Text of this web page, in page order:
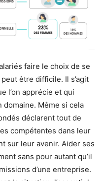
faire le choix de se
être difficile. Il s’agit
l’on apprécie et qui
domaine. Même si cela
déclarent tout de
compétentes dans leur
sur leur avenir. Aider ses
sans pour autant qu’il
d’une entreprise.